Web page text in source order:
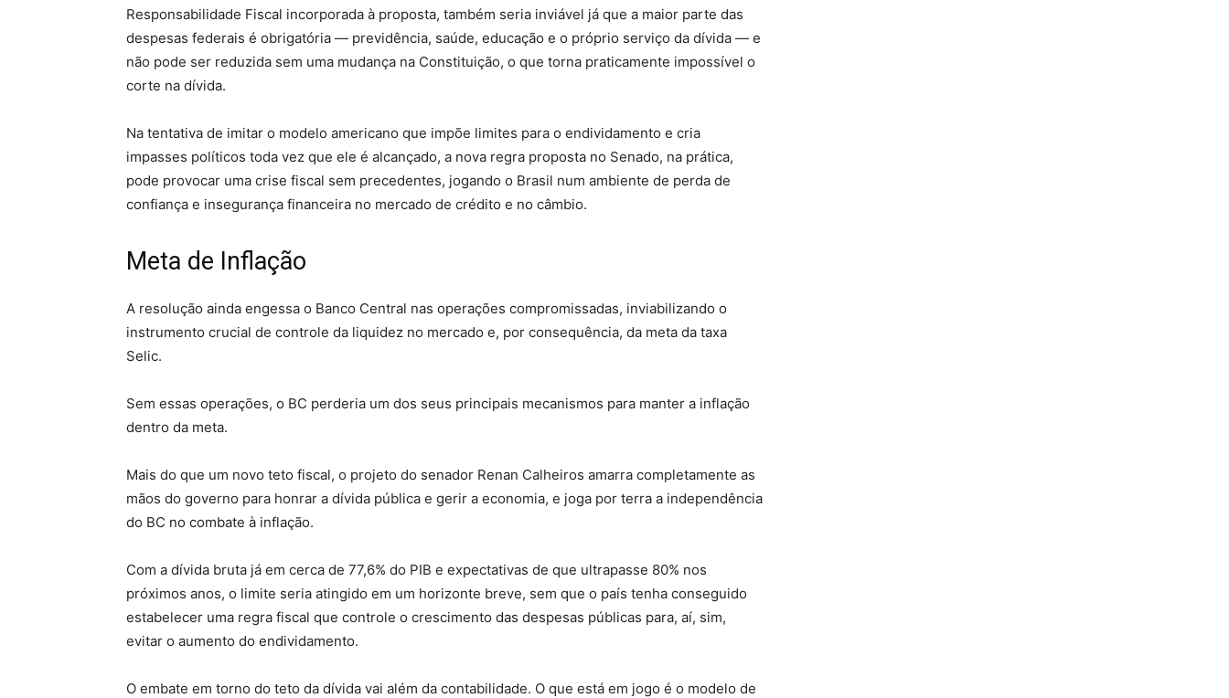
Responsabilidade Fiscal incorporada à proposta, também seria inviável já que a maior parte das
despesas federais é obrigatória — previdência, saúde, educação e o próprio serviço da dívida — e
não pode ser reduzida sem uma mudança na Constituição, o que torna praticamente impossível o
corte na dívida.
Na tentativa de imitar o modelo americano que impõe limites para o endividamento e cria
impasses políticos toda vez que ele é alcançado, a nova regra proposta no Senado, na prática,
pode provocar uma crise fiscal sem precedentes, jogando o Brasil num ambiente de perda de
confiança e insegurança financeira no mercado de crédito e no câmbio.
Meta de Inflação
A resolução ainda engessa o Banco Central nas operações compromissadas, inviabilizando o
instrumento crucial de controle da liquidez no mercado e, por consequência, da meta da taxa
Selic.
Sem essas operações, o BC perderia um dos seus principais mecanismos para manter a inflação
dentro da meta.
Mais do que um novo teto fiscal, o projeto do senador Renan Calheiros amarra completamente as
mãos do governo para honrar a dívida pública e gerir a economia, e joga por terra a independência
do BC no combate à inflação.
Com a dívida bruta já em cerca de 77,6% do PIB e expectativas de que ultrapasse 80% nos
próximos anos, o limite seria atingido em um horizonte breve, sem que o país tenha conseguido
estabelecer uma regra fiscal que controle o crescimento das despesas públicas para, aí, sim,
evitar o aumento do endividamento.
O embate em torno do teto da dívida vai além da contabilidade. O que está em jogo é o modelo de